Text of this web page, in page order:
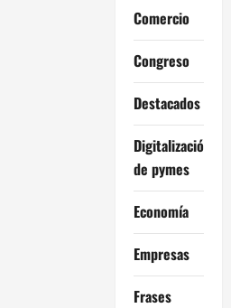
Comercio
Congreso
Destacados
Digitalización
de pymes
Economía
Empresas
Frases